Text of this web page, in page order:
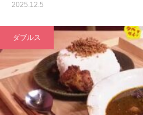
2025.12.5
ダブルス